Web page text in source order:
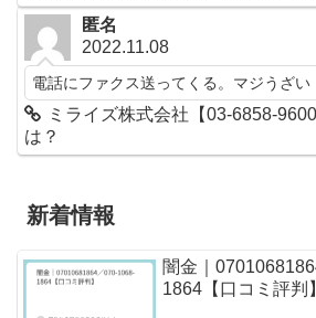
匿名
2022.11.08
電話にファクス送ってくる。マジうざい
ミライズ株式会社【03-6858-
は？
新着情報
闇金｜
1864【口コミ評判】